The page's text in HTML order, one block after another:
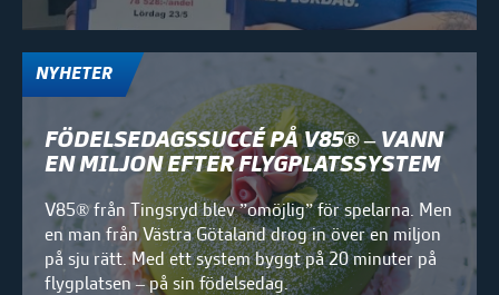
NYHETER
FÖDELSEDAGSSUCCÉ PÅ V85® – VANN
EN MILJON EFTER FLYGPLATSSYSTEM
V85® från Tingsryd blev ”omöjlig” för spelarna. Men
en man från Västra Götaland drog in över en miljon
på sju rätt. Med ett system byggt på 20 minuter på
flygplatsen – på sin födelsedag.